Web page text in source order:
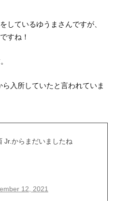
しているゆうまさんですが、
すね！
ら入所していたと言われていま
Jr.からまだいましたね
12, 2021